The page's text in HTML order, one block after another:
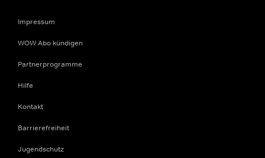
Impressum
WOW Abo kündigen
Partnerprogramme
Hilfe
Kontakt
Barrierefreiheit
Jugendschutz